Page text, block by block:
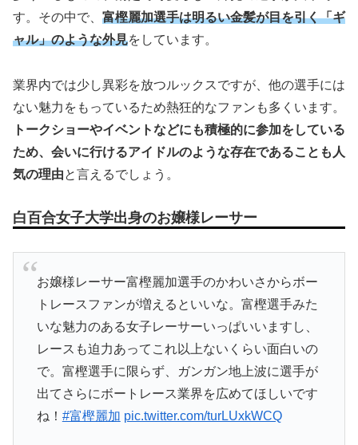
す。その中で、 富樫麗加選手は明るい金髪が目を引く「ギ
ャル」のような外見をしています。
業界内では少し異彩を放つルックスですが、他の選手には
ない魅力をもっているため熱狂的なファンも多くいます。
トークショーやイベントなどにも積極的に参加をしている
ため、会いに行けるアイドルのような存在であることも人
気の理由と言えるでしょう。
白百合女子大学出身のお嬢様レーサー
お嬢様レーサー富樫麗加選手のかわいさからボー
トレースファンが増えるといいな。富樫選手みた
いな魅力のある女子レーサーいっぱいいますし、
レースも迫力あってこれ以上ないくらい面白いの
で。富樫選手に限らず、ガンガン地上波に選手が
出てさらにボートレース業界を広めてほしいです
ね！ #富樫麗加 pic.twitter.com/turLUxkWCQ